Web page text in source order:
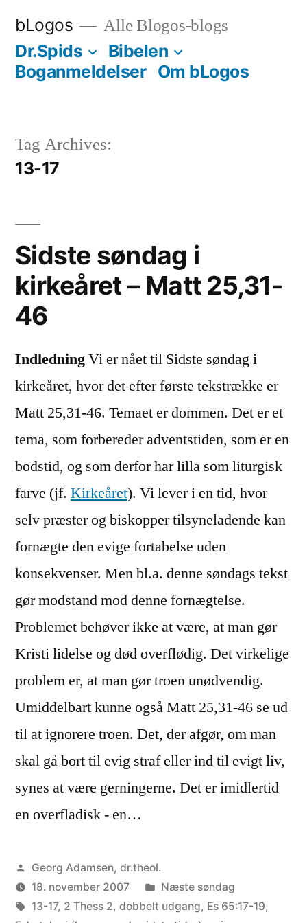
indhold
bLogos Alle Blogos-blogs
Dr.Spids
Bibelen
Boganmeldelser Om bLogos
Tag Archives:
13-17
Sidste søndag i
kirkeåret – Matt 25,31-
46
IndledningVi er nået til Sidste søndag i
kirkeåret, hvor det efter første tekstrække er
Matt 25,31-46. Temaet er dommen. Det er et
tema, som forbereder adventstiden, som er en
bodstid, og som derfor har lilla som liturgisk
farve (jf. Kirkeåret). Vi lever i en tid, hvor
selv præster og biskopper tilsyneladende kan
fornægte den evige fortabelse uden
konsekvenser. Men bl.a. denne søndags tekst
gør modstand mod denne fornægtelse.
Problemet behøver ikke at være, at man gør
Kristi lidelse og død overflødig. Det virkelige
problem er, at man gør troen unødvendig.
Umiddelbart kunne også Matt 25,31-46 se ud
til at ignorere troen. Det, der afgør, om man
skal gå bort til evig straf eller ind til evigt liv,
synes at være gerningerne. Det er imidlertid
en overfladisk - en…
Posted
by
Georg Adamsen, dr.theol.
18. november 2007
Posted
in
Næste søndag
Tags:
13-17, 2 Thess 2, dobbelt udgang, Es 65:17-19,